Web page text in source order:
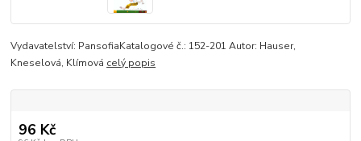
Vydavatelství: PansofiaKatalogové č.: 152-201 Autor: Hauser,
Kneselová, Klímová celý popis
96 Kč